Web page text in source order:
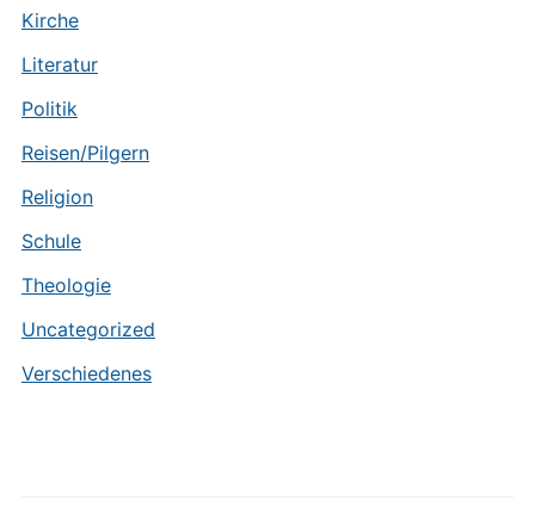
Kirche
Literatur
Politik
Reisen/Pilgern
Religion
Schule
Theologie
Uncategorized
Verschiedenes